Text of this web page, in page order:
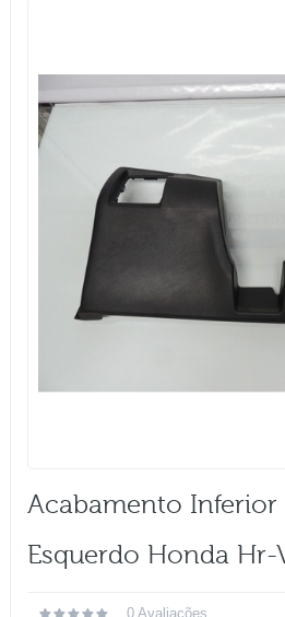
Acabamento Inferior
Esquerdo Honda Hr-
0 Avaliações